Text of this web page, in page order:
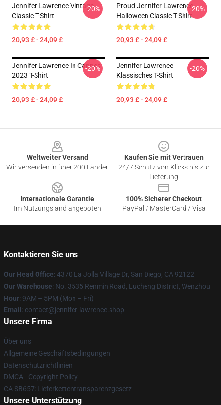
Jennifer Lawrence Vintage
Classic T-Shirt
20,93 £ - 24,09 £
-20%
Proud Jennifer Lawrence
Halloween Classic T-Shirt
20,93 £ - 24,09 £
-20%
Jennifer Lawrence In Cannes
2023 T-Shirt
20,93 £ - 24,09 £
-20%
Jennifer Lawrence
Klassisches T-Shirt
20,93 £ - 24,09 £
-20%
Weltweiter Versand
Wir versenden in über 200 Länder
Kaufen Sie mit Vertrauen
24/7 Schutz von Klicks bis zur
Lieferung
Internationale Garantie
Im Nutzungsland angeboten
100% Sicherer Checkout
PayPal / MasterCard / Visa
Kontaktieren Sie uns
Our Head Office: 4370 La Jolla Village Dr, San Diego, CA 92122
Our Warehouse: No. 3535 Renmin Road, Lucheng District, Wenzhou
Hour: 9AM – 5PM (Mon – Fri)
Email : contact@jennifer-lawrence.shop
Unsere Firma
Über uns
Allgemeine Geschäftsbedingungen
Datenschutzrichtlinien
DMCA - Copyright Policy
CA SB657: Lieferkettentransparenzgesetz
Unsere Unterstützung